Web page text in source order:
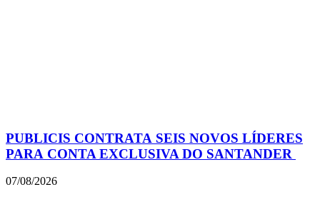
PUBLICIS CONTRATA SEIS NOVOS LÍDERES
PARA CONTA EXCLUSIVA DO SANTANDER
07/08/2026